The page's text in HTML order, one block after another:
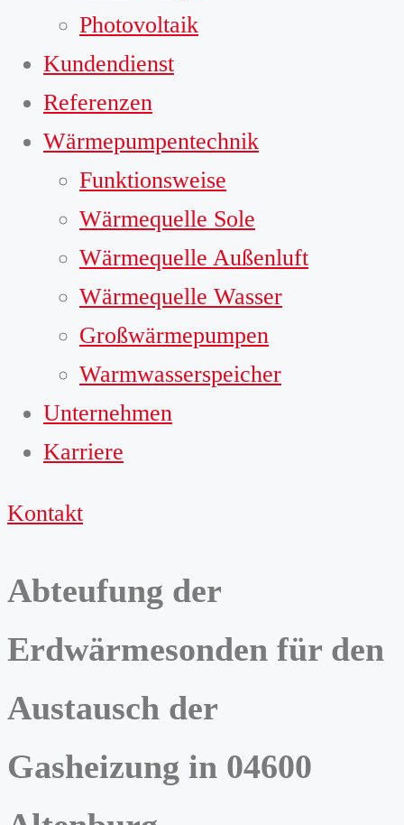
Photovoltaik
Kundendienst
Referenzen
Wärmepumpentechnik
Funktionsweise
Wärmequelle Sole
Wärmequelle Außenluft
Wärmequelle Wasser
Großwärmepumpen
Warmwasserspeicher
Unternehmen
Karriere
Kontakt
Abteufung der
Erdwärmesonden für den
Austausch der
Gasheizung in 04600